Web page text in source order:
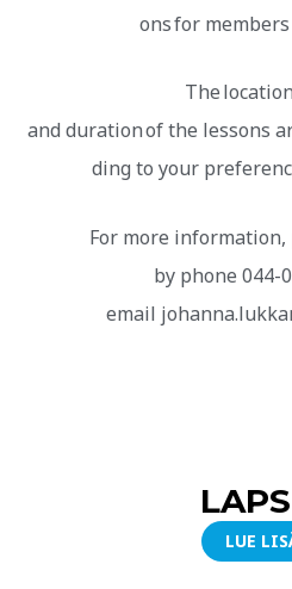
ons for
The
and duration of the lessons
ding to your
For more information,
by phone 044-
email
LUE